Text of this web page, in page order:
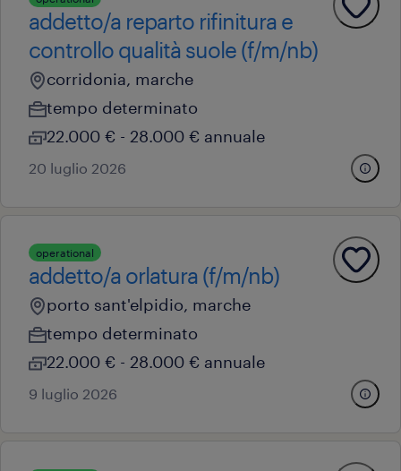
addetto/a reparto rifinitura e
controllo qualità suole (f/m/nb)
corridonia, marche
tempo determinato
22.000 € - 28.000 € annuale
20 luglio 2026
operational
addetto/a orlatura (f/m/nb)
porto sant'elpidio, marche
tempo determinato
22.000 € - 28.000 € annuale
9 luglio 2026